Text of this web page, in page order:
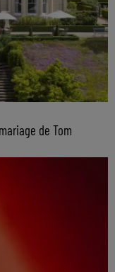
de Tom